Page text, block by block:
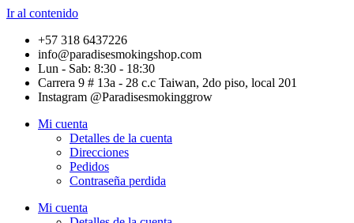
Ir al contenido
+57 318 6437226
info@paradisesmokingshop.com
Lun - Sab: 8:30 - 18:30
Carrera 9 # 13a - 28 c.c Taiwan, 2do piso, local 201
Instagram @Paradisesmokinggrow
Mi cuenta
Detalles de la cuenta
Direcciones
Pedidos
Contraseña perdida
Mi cuenta